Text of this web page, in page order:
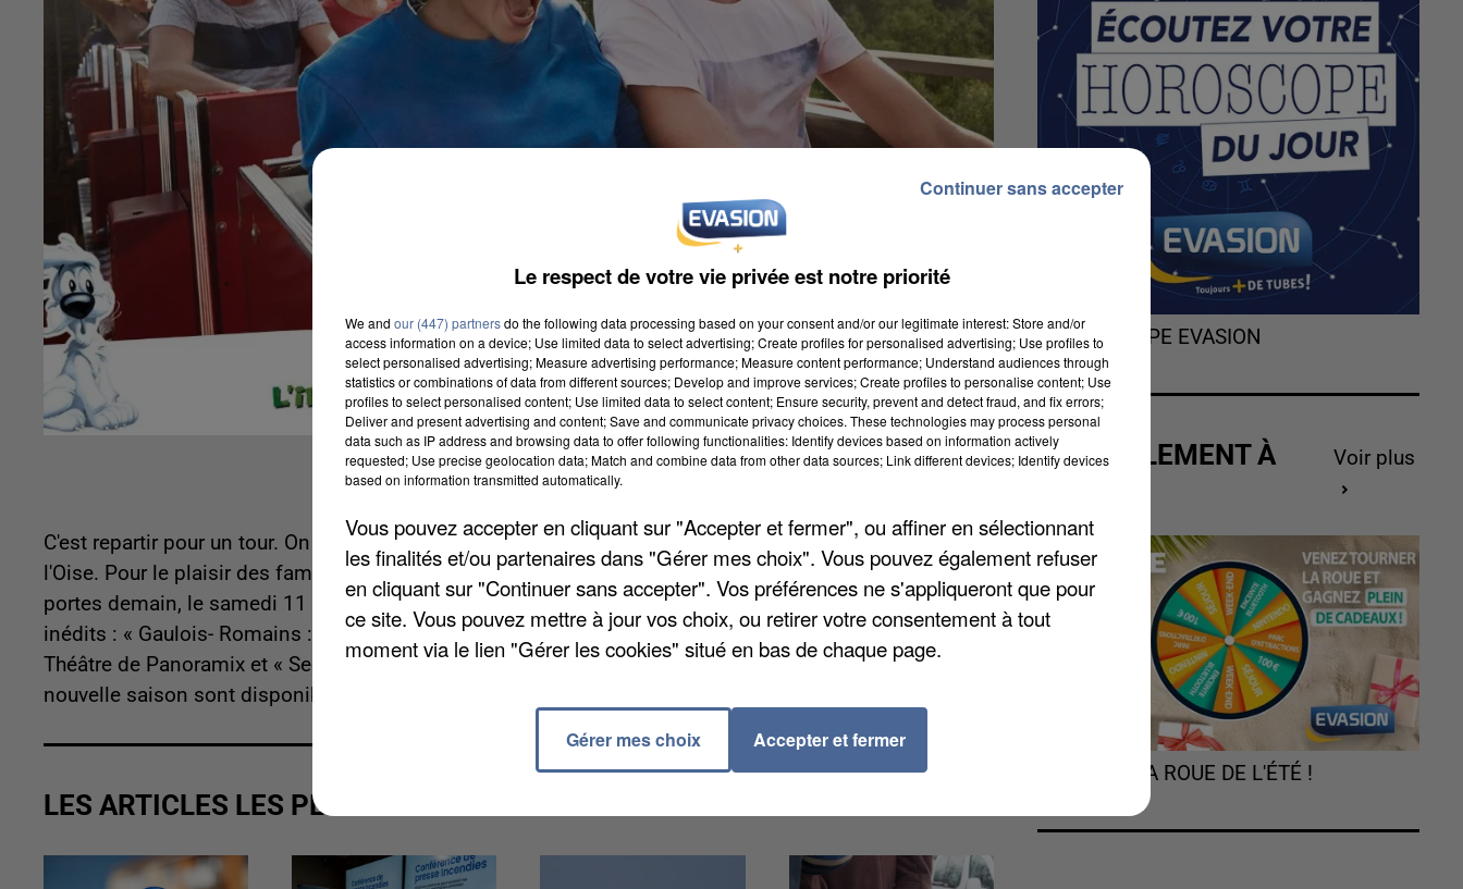
C'est repartir pour un tour. On ne le présente plus, le célèbre Parc Astérix situé à Plailly dans le sud de
l'Oise. Pour le plaisir des familles et des groupes d'amis, le fief du plus célèbre des Gaulois ouvrira ses
portes demain, le samedi 11 avril 2015. Les surprises seront au rendez-vous, avec trois spectacles
inédits : « Gaulois- Romains : Le Match » dans les Arènes Romaines, « Magique Panoramix » dans le
Théâtre de Panoramix et « Secrets de druides » dans le Village Gaulois. Toutes le infos de cette
nouvelle saison sont disponibles sur
LES ARTICLES LES PLUS VUS
L'HOROSCOPE EVASION
ACTUELLEMENT À
Voir plus
TOURNEZ LA ROUE DE L'ÉTÉ !
Le respect de votre vie privée est notre priorité
We and our (447) partnersdo the following data processing based on your consent and/or our legitimate interest: Store and/or
access information on a device; Use limited data to select advertising; Create profiles for personalised advertising; Use profiles to
select personalised advertising; Measure advertising performance; Measure content performance; Understand audiences through
statistics or combinations of data from different sources; Develop and improve services; Create profiles to personalise content; Use
profiles to select personalised content; Use limited data to select content; Ensure security, prevent and detect fraud, and fix errors;
Deliver and present advertising and content; Save and communicate privacy choices. These technologies may process personal
data such as IP address and browsing data to offer following functionalities: Identify devices based on information actively
requested; Use precise geolocation data; Match and combine data from other data sources; Link different devices; Identify devices
based on information transmitted automatically.
Vous pouvez accepter en cliquant sur "Accepter et fermer", ou affiner en sélectionnant
les finalités et/ou partenaires dans "Gérer mes choix". Vous pouvez également refuser
en cliquant sur "Continuer sans accepter". Vos préférences ne s'appliqueront que pour
ce site. Vous pouvez mettre à jour vos choix, ou retirer votre consentement à tout
moment via le lien "Gérer les cookies" situé en bas de chaque page.
Gérer mes choix Accepter et fermer
Continuer sans accepter